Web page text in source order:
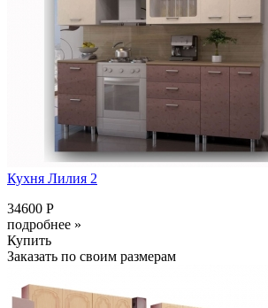
Кухня Лилия 2
34600 Р
подробнее »
Купить
Заказать по своим размерам